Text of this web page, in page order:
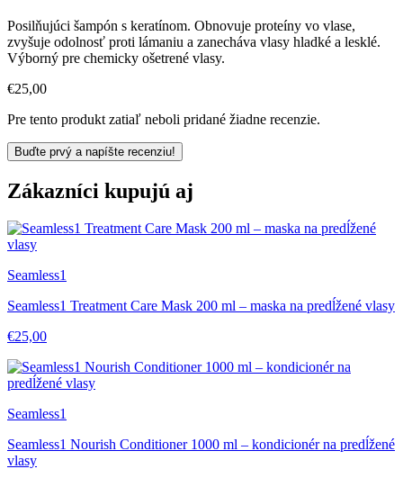
Posilňujúci šampón s keratínom. Obnovuje proteíny vo vlase,
zvyšuje odolnosť proti lámaniu a zanecháva vlasy hladké a lesklé.
Výborný pre chemicky ošetrené vlasy.
€25,00
Pre tento produkt zatiaľ neboli pridané žiadne recenzie.
Buďte prvý a napíšte recenziu!
Zákazníci kupujú aj
Seamless1
Seamless1 Treatment Care Mask 200 ml – maska na predĺžené vlasy
€25,00
Seamless1
Seamless1 Nourish Conditioner 1000 ml – kondicionér na predĺžené
vlasy